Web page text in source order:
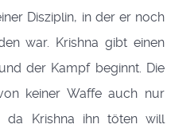
Disziplin, in der er noch
war. Krishna gibt einen
der Kampf beginnt. Die
keiner Waffe auch nur
da Krishna ihn töten will